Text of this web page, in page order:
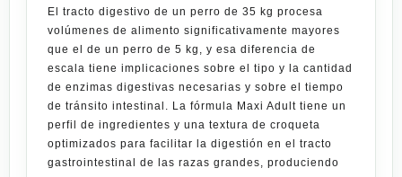
El tracto digestivo de un perro de 35 kg procesa
volúmenes de alimento significativamente mayores
que el de un perro de 5 kg, y esa diferencia de
escala tiene implicaciones sobre el tipo y la cantidad
de enzimas digestivas necesarias y sobre el tiempo
de tránsito intestinal. La fórmula Maxi Adult tiene un
perfil de ingredientes y una textura de croqueta
optimizados para facilitar la digestión en el tracto
gastrointestinal de las razas grandes, produciendo